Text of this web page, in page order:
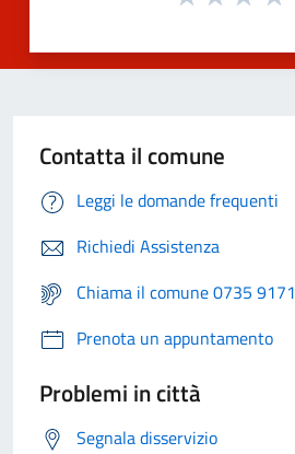
Contatta il comune
Leggi le domande frequenti
Richiedi Assistenza
Chiama il comune 0735 9171
Prenota un appuntamento
Problemi in città
Segnala disservizio